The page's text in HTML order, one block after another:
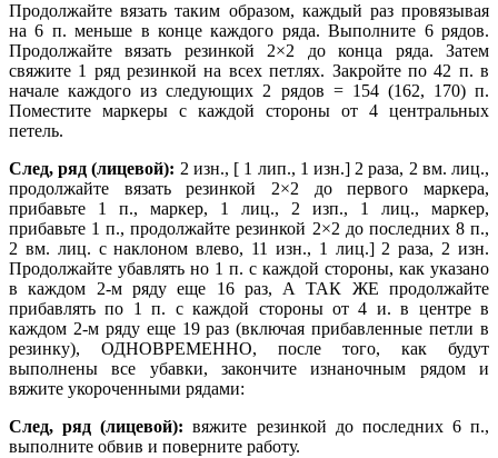
Продолжайте вязать таким образом, каждый раз провязывая
на 6 п. меньше в конце каждого ряда. Выполните 6 рядов.
Продолжайте вязать резинкой 2×2 до конца ряда. Затем
свяжите 1 ряд резинкой на всех петлях. Закройте по 42 п. в
начале каждого из следующих 2 рядов = 154 (162, 170) п.
Поместите маркеры с каждой стороны от 4 центральных
петель.
След, ряд (лицевой): 2 изн., [ 1 лип., 1 изн.] 2 раза, 2 вм. лиц.,
продолжайте вязать резинкой 2×2 до первого маркера,
прибавьте 1 п., маркер, 1 лиц., 2 изп., 1 лиц., маркер,
прибавьте 1 п., продолжайте резинкой 2×2 до последних 8 п.,
2 вм. лиц. с наклоном влево, 11 изн., 1 лиц.] 2 раза, 2 изн.
Продолжайте убавлять но 1 п. с каждой стороны, как указано
в каждом 2-м ряду еще 16 раз, А ТАК ЖЕ продолжайте
прибавлять по 1 п. с каждой стороны от 4 и. в центре в
каждом 2-м ряду еще 19 раз (включая прибавленные петли в
резинку), ОДНОВРЕМЕННО, после того, как будут
выполнены все убавки, закончите изнаночным рядом и
вяжите укороченными рядами:
След, ряд (лицевой): вяжите резинкой до последних 6 п.,
выполните обвив и поверните работу.